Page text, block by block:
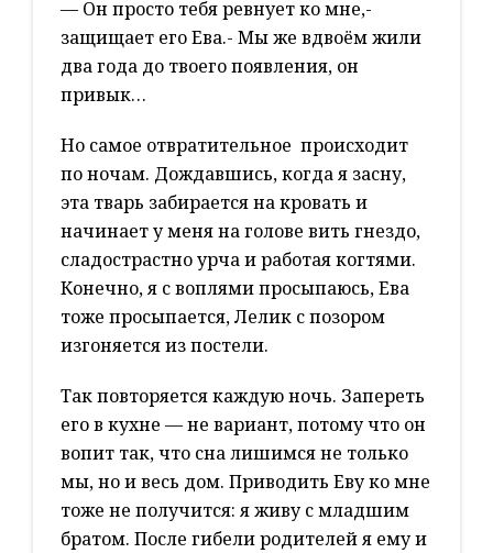
— Он просто тебя ревнует ко мне,-
защищает его Ева.- Мы же вдвоём жили
два года до твоего появления, он
привык…
Но самое отвратительное происходит
по ночам. Дождавшись, когда я засну,
эта тварь забирается на кровать и
начинает у меня на голове вить гнездо,
сладострастно урча и работая когтями.
Конечно, я с воплями просыпаюсь, Ева
тоже просыпается, Лелик с позором
изгоняется из постели.
Так повторяется каждую ночь. Запереть
его в кухне — не вариант, потому что он
вопит так, что сна лишимся не только
мы, но и весь дом. Приводить Еву ко мне
тоже не получится: я живу с младшим
братом. После гибели родителей я ему и